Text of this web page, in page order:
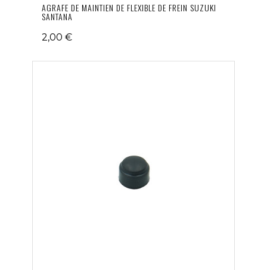
AGRAFE DE MAINTIEN DE FLEXIBLE DE FREIN SUZUKI
SANTANA
2,00 €